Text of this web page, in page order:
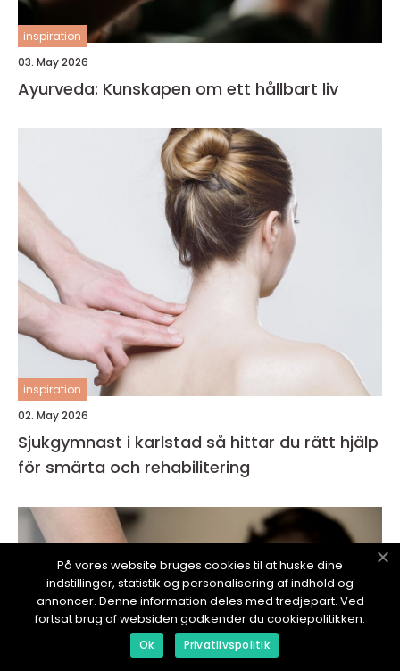
inspiration
03. May 2026
Ayurveda: Kunskapen om ett hållbart liv
inspiration
02. May 2026
Sjukgymnast i karlstad så hittar du rätt hjälp
för smärta och rehabilitering
På vores website bruges cookies til at huske dine
indstillinger, statistik og personalisering af indhold og
annoncer. Denne information deles med tredjepart. Ved
fortsat brug af websiden godkender du cookiepolitikken.
Ok Privatlivspolitik